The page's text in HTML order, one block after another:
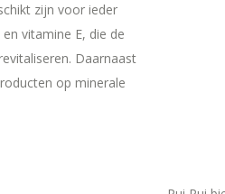
zijn voor ieder
vitamine E, die de
Daarnaast
op minerale